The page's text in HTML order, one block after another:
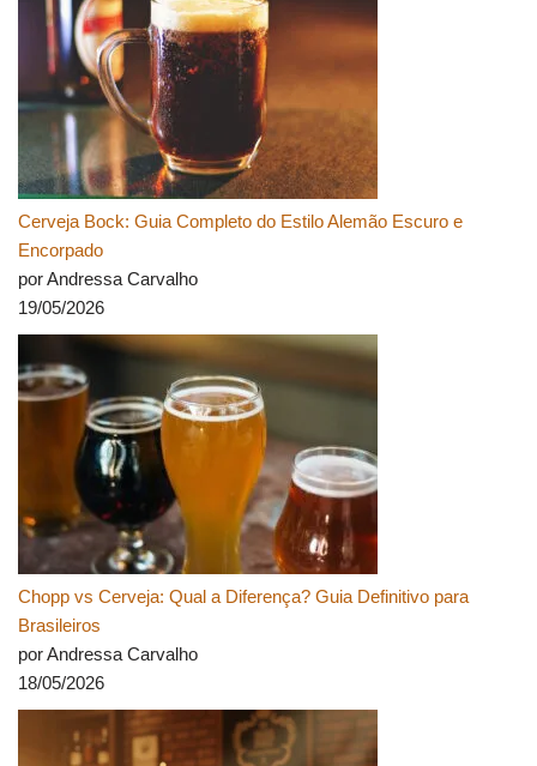
Cerveja Bock: Guia Completo do Estilo Alemão Escuro e
Encorpado
por Andressa Carvalho
19/05/2026
Chopp vs Cerveja: Qual a Diferença? Guia Definitivo para
Brasileiros
por Andressa Carvalho
18/05/2026